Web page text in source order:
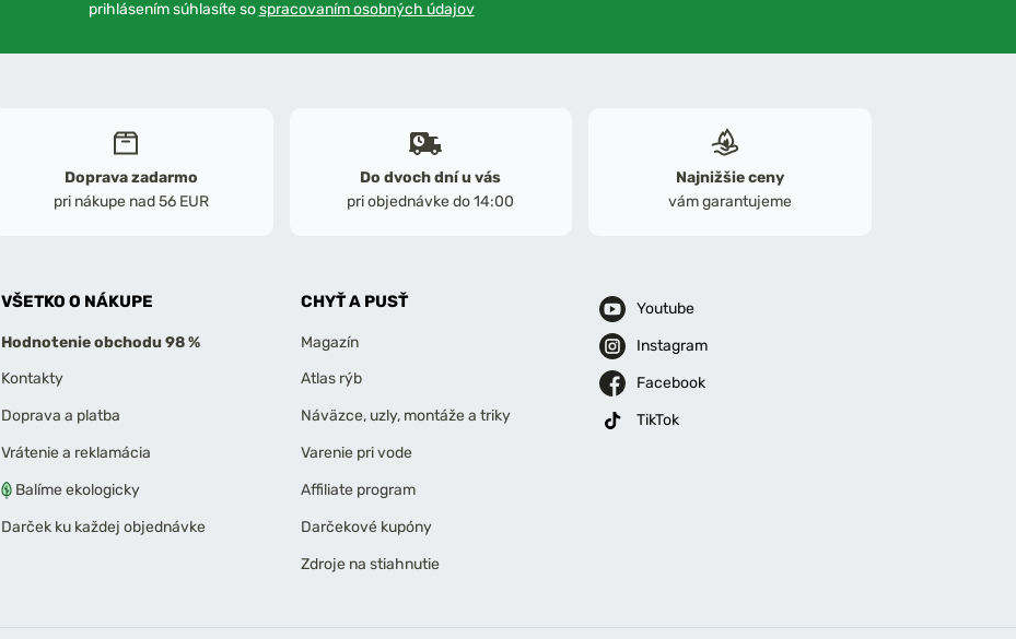
prihlásením súhlasíte sospracovaním osobných údajov
Doprava zadarmo
pri nákupe nad 56 EUR
Do dvoch dní u vás
pri objednávke do 14:00
Najnižšie ceny
vám garantujeme
VŠETKO O NÁKUPE
Hodnotenie obchodu 98 %
Kontakty
Doprava a platba
Vrátenie a reklamácia
Balíme ekologicky
Darček ku každej objednávke
CHYŤ A PUSŤ
Magazín
Atlas rýb
Náväzce, uzly, montáže a triky
Varenie pri vode
Affiliate program
Darčekové kupóny
Zdroje na stiahnutie
Youtube
Instagram
Facebook
TikTok